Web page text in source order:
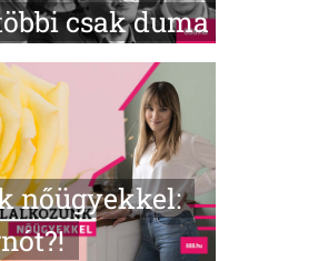
csak duma
nőügyekkel: